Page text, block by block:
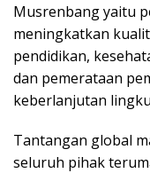
Musrenbang yaitu
meningkatkan
pendidikan,
dan pemerataan
keberlanjutan
Tantangan global
seluruh pihak